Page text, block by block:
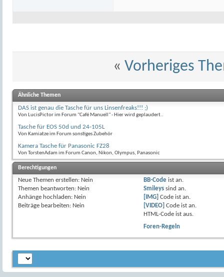
« Vorheriges
Ähnliche Themen
DAS ist genau die Tasche für uns Linsenfreaks!!! ;)
Von LucisPictor im Forum "Café Manuell" - Hier wird geplaudert..
Tasche für EOS 50d und 24-105L
Von Kamiatze im Forum sonstiges Zubehör
Kamera Tasche für Panasonic FZ28
Von TorstenAdam im Forum Canon, Nikon, Olympus, Panasonic
Berechtigungen
Neue Themen erstellen: Nein
Themen beantworten: Nein
Anhänge hochladen: Nein
Beiträge bearbeiten: Nein
BB-Code istan.
Smileys sindan.
[IMG] Code istan.
[VIDEO] Code istan.
HTML-Code istaus.
Foren-Regeln